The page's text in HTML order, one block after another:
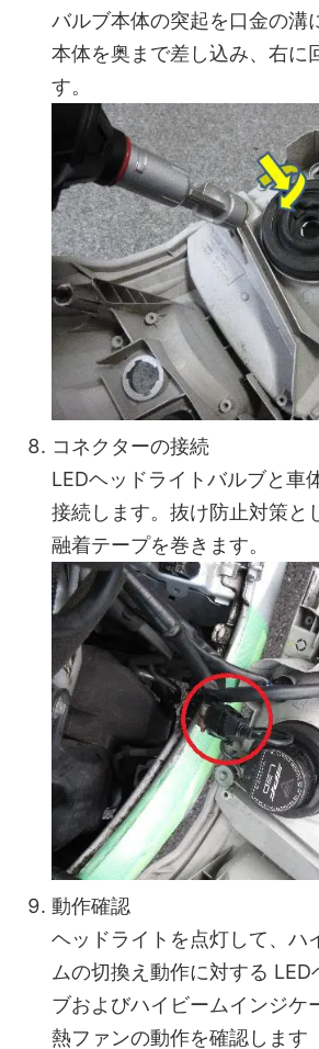
バルブ本体の突起を口金の溝
本体を奥まで差し込み、右に
す。
コネクターの接続
LEDヘッドライトバルブと車
接続します。抜け防止対策と
融着テープを巻きます。
動作確認
ヘッドライトを点灯して、ハ
ムの切換え動作に対する
ブおよびハイビームインジケ
熱ファンの動作を確認します